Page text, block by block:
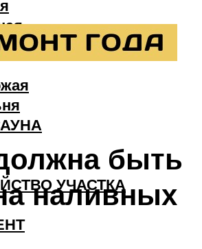
УЧАСТКА
быть
наливных